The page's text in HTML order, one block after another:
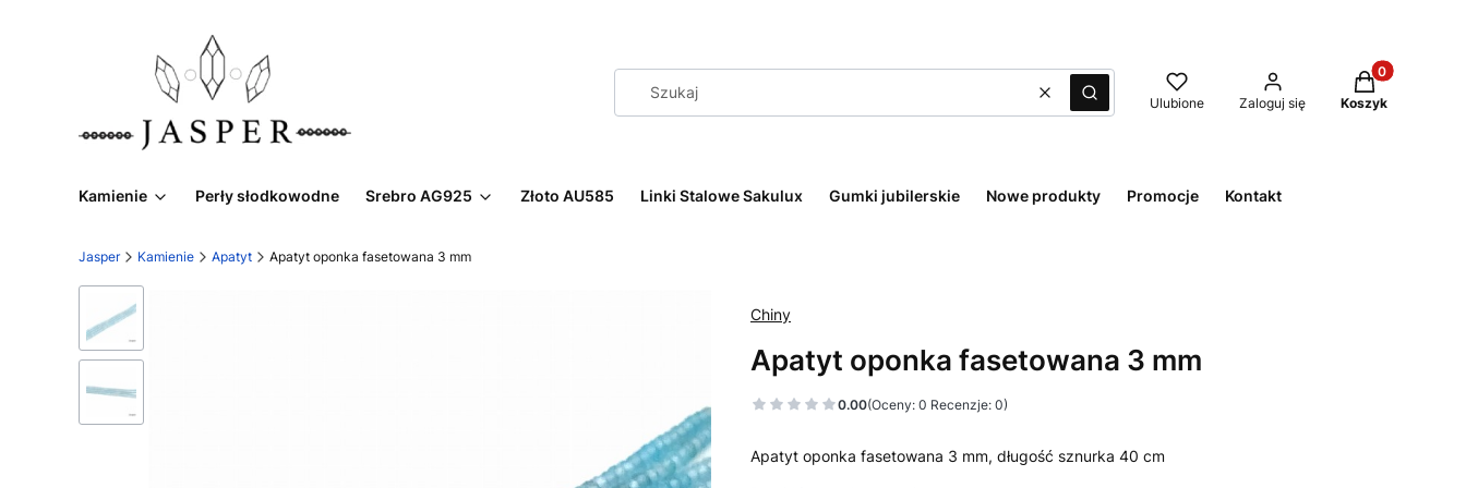
WyczyśćSzukaj Ulubione Zaloguj się
Produkty w
Koszyk
Kamienie Perły słodkowodne Srebro AG925 Złoto AU585 Linki Stalowe Sakulux Gumki jubilerskie Nowe produkty Promocje Kontakt
Jasper Kamienie Apatyt Apatyt oponka fasetowana 3 mm
Chiny
Apatyt oponka fasetowana 3 mm
0.00(Oceny: 0 Recenzje: 0)
Apatyt oponka fasetowana 3 mm, długość sznurka 40 cm